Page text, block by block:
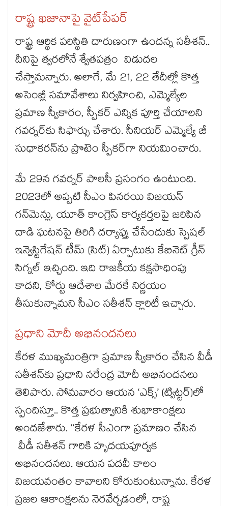
రాష్ట్ర ఖజానాపై వైట్​పేపర్‌‌‌‌
రాష్ట్ర ఆర్థిక పరిస్థితి దారుణంగా ఉందన్న సతీశన్..
దీనిపై త్వరలోనే శ్వేతపత్రం విడుదల
చేస్తామన్నారు. అలాగే, మే 21, 22 తేదీల్లో కొత్త
అసెంబ్లీ సమావేశాలు నిర్వహించి, ఎమ్మెల్యేల
ప్రమాణ స్వీకారం, స్పీకర్ ఎన్నిక పూర్తి చేయాలని
గవర్నర్‌‌కు సిఫార్సు చేశారు. సీనియర్ ఎమ్మెల్యే జీ
సుధాకరన్‌‌ను ప్రొటెం స్పీకర్‌‌గా నియమించారు.
మే 29న గవర్నర్ పాలసీ ప్రసంగం ఉంటుంది.
2023లో అప్పటి సీఎం పినరయి విజయన్
గన్‌‌మెన్లు, యూత్ కాంగ్రెస్ కార్యకర్తలపై జరిపిన
దాడి ఘటనపై తిరిగి దర్యాప్తు చేసేందుకు స్పెషల్
ఇన్వెస్టిగేషన్ టీమ్ (సిట్‌‌) ఏర్పాటుకు కేబినెట్ గ్రీన్
సిగ్నల్ ఇచ్చింది. ఇది రాజకీయ కక్షసాధింపు
కాదని, కోర్టు ఆదేశాల మేరకే నిర్ణయం
తీసుకున్నామని సీఎం సతీశన్ క్లారిటీ ఇచ్చారు.
ప్రధాని మోదీ అభినందనలు
కేరళ ముఖ్యమంత్రిగా ప్రమాణ స్వీకారం చేసిన వీడీ
సతీశన్‌‌కు ప్రధాని నరేంద్ర మోదీ అభినందనలు
తెలిపారు. సోమవారం ఆయన ‘ఎక్స్’ (ట్విట్టర్)లో
స్పందిస్తూ.. కొత్త ప్రభుత్వానికి శుభాకాంక్షలు
అందజేశారు. ‘‘కేరళ సీఎంగా ప్రమాణం చేసిన
వీడీ సతీశన్ గారికి హృదయపూర్వక
అభినందనలు. ఆయన పదవీ కాలం
విజయవంతం కావాలని కోరుకుంటున్నాను. కేరళ
ప్రజల ఆకాంక్షలను నెరవేర్చడంలో, రాష్ట్ర